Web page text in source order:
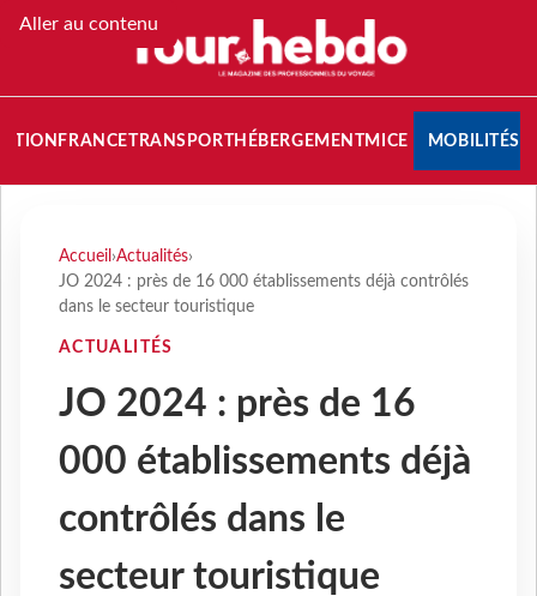
Aller au contenu
FRANCETRANSPORT HÉBERGEMENTMICE MOBILITÉS
Accueil ›Actualités›
JO 2024 : près de 16 000 établissements déjà contrôlés
dans le secteur touristique
ACTUALITÉS
JO 2024 : près de 16
000 établissements déjà
contrôlés dans le
secteur touristique